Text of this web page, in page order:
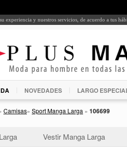
experiencia y nuestros servicios, de acuerdo a tus
NOVEDADES LARGO
Camisas» Sport Manga Larga » 106699
Vestir Manga Larga